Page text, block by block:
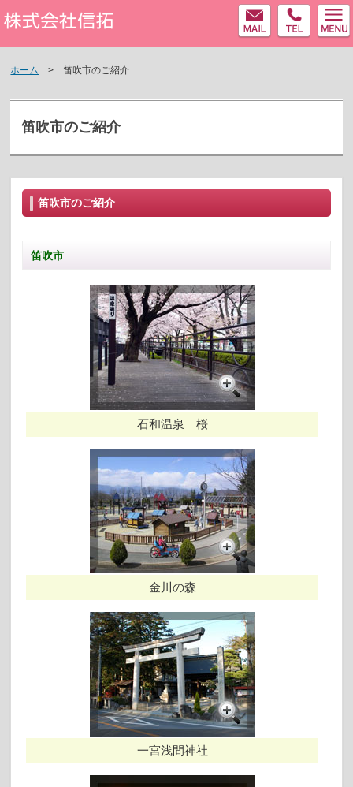
tel
MAIL
ホーム > 笛吹市のご紹介
笛吹市のご紹介
笛吹市のご紹介
笛吹市
石和温泉 桜
金川の森
一宮浅間神社